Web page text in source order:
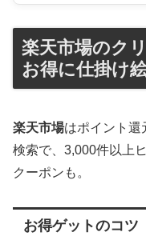
楽天市場のク
お得に仕掛け
楽天市場はポイント還
検索で、3,000件以上
クーポンも。
お得ゲットのコツ